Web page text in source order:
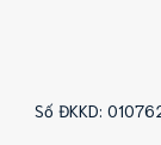
Số ĐKKD: